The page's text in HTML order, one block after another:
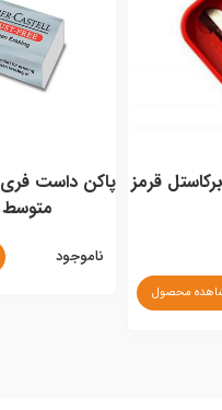
سفید
30x40cm بسته 100برگی
۲,۷۵۰,۰۰۰ ریال